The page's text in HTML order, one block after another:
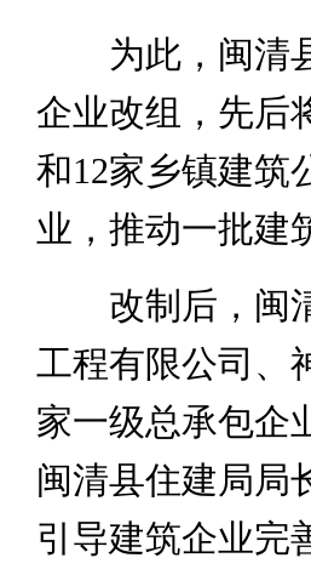
为此，闽清县
企业改组，先后
和12家乡镇建筑
业，推动一批建
改制后，闽清
工程有限公司、
家一级总承包企
闽清县住建局局
引导建筑企业完